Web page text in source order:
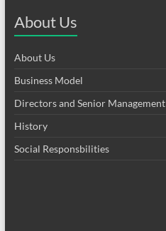
About Us
About Us
Business Model
Directors and Senior Management
History
Social Responsbilities